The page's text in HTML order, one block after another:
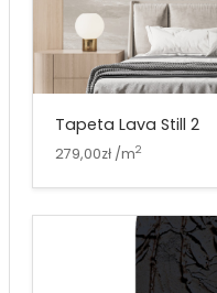
Tapeta Lava Still 2
279,00zł /m2